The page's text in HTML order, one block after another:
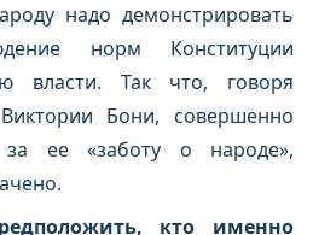
надо демонстрировать
норм Конституции
власти. Так что, говоря
Бони, совершенно
ее «заботу о народе»,
кто именно